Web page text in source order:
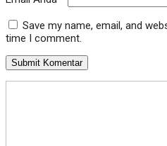
Save my name, email, and
time I comment.